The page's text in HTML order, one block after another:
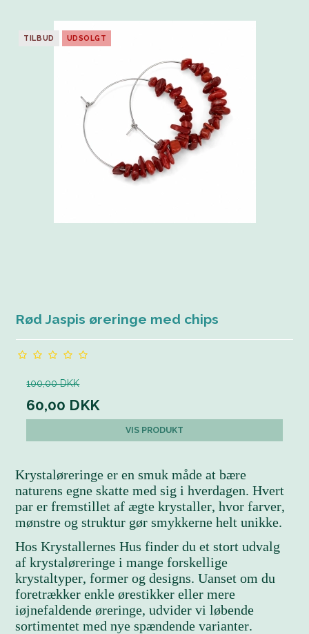
TILBUD UDSOLGT
Rød Jaspis øreringe med chips
100,00 DKK
60,00 DKK
VIS PRODUKT
Krystaløreringe er en smuk måde at bære
naturens egne skatte med sig i hverdagen. Hvert
par er fremstillet af ægte krystaller, hvor farver,
mønstre og struktur gør smykkerne helt unikke.
Hos Krystallernes Hus finder du et stort udvalg
af krystaløreringe i mange forskellige
krystaltyper, former og designs. Uanset om du
foretrækker enkle ørestikker eller mere
iøjnefaldende øreringe, udvider vi løbende
sortimentet med nye spændende varianter.